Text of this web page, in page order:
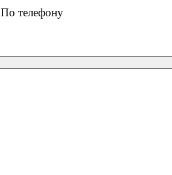
По телефону